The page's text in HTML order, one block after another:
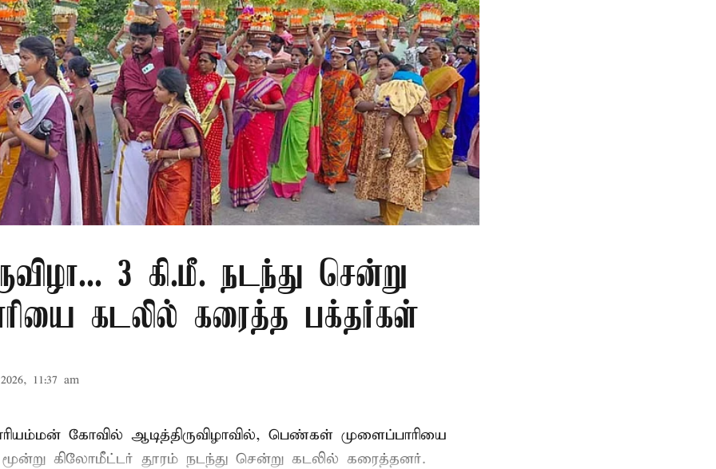
3 கி.மீ. நடந்து சென்று
கடலில் கரைத்த பக்தர்கள்
11:37 am
கோவில் ஆடித்திருவிழாவில், பெண்கள் முளைப்பாரியை
மூன்று கிலோமீட்டர் தூரம் நடந்து சென்று கடலில் கரைத்தனர்.